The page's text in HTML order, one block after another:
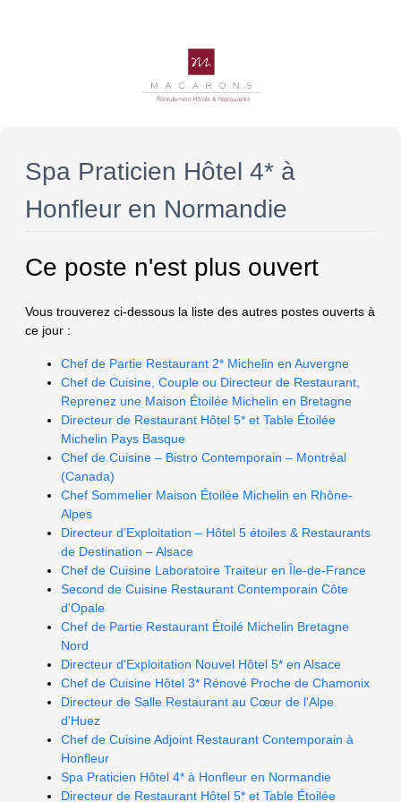
Spa Praticien Hôtel 4* à
Honfleur en Normandie
Ce poste n'est plus ouvert
Vous trouverez ci-dessous la liste des autres postes ouverts à
ce jour :
Chef de Partie Restaurant 2* Michelin en Auvergne
Chef de Cuisine, Couple ou Directeur de Restaurant,
Reprenez une Maison Étoilée Michelin en Bretagne
Directeur de Restaurant Hôtel 5* et Table Étoilée
Michelin Pays Basque
Chef de Cuisine – Bistro Contemporain – Montréal
(Canada)
Chef Sommelier Maison Étoilée Michelin en Rhône-
Alpes
Directeur d’Exploitation – Hôtel 5 étoiles & Restaurants
de Destination – Alsace
Chef de Cuisine Laboratoire Traiteur en Île-de-France
Second de Cuisine Restaurant Contemporain Côte
d'Opale
Chef de Partie Restaurant Étoilé Michelin Bretagne
Nord
Directeur d'Exploitation Nouvel Hôtel 5* en Alsace
Chef de Cuisine Hôtel 3* Rénové Proche de Chamonix
Directeur de Salle Restaurant au Cœur de l'Alpe
d'Huez
Chef de Cuisine Adjoint Restaurant Contemporain à
Honfleur
Spa Praticien Hôtel 4* à Honfleur en Normandie
Directeur de Restaurant Hôtel 5* et Table Étoilée